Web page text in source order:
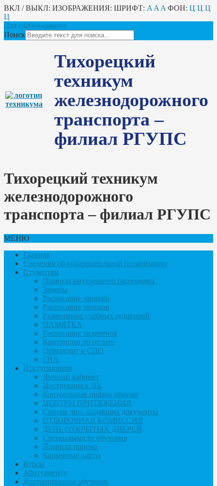
ВКЛ / ВЫКЛ: ИЗОБРАЖЕНИЯ: ШРИФТ: A A A ФОН: Ц Ц Ц
Ц
Для слабовидящих
Поиск
Тихорецкий
техникум
железнодорожного
транспорта –
филиал РГУПС
Тихорецкий техникум
железнодорожного
транспорта – филиал РГУПС
МЕНЮ
Главная
Сведения об образовательной организации
Студентам
Правила внутреннего распорядка
Замены
Расписание занятий
Расписание звонков
Размещение учебных аудиторий
ПАМЯТКА
Расписание экзаменов
Квитанции об оплате
Обркредит в СПО
ГИА
Поступающим
Личный кабинет
Инструкция к ЛК
Контрольные цифры приема
ЦЕНТРЫ ПРИТЯЖЕНИЯ
Список лиц, подавших документы
ОТБОРОЧНАЯ КОМИССИЯ
ДЕНЬ ОТКРЫТЫХ ДВЕРЕЙ
Специальности обучения
Правила приема
Карьерные карты
Курсы
Абитуриенту
Дистанционное обучение